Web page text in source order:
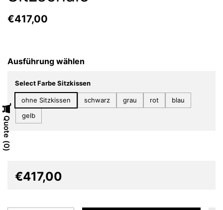
€417,00
Ausführung wählen
Select Farbe Sitzkissen
ohne Sitzkissen schwarz grau rot
blau
gelb
€417,00
Quote
0